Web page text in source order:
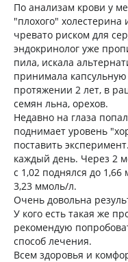
По анализам крови у
"плохого"
чревато риском для
эндокринолог уже
пила, искала
принимала
протяжении 2 лет, в
семян льна, орехов.
Недавно на глаза
поднимает уровень
поставить
каждый день. Через 2
с 1,02 поднялся до
3,23 ммоль/л.
Очень довольна
У кого есть такая же
рекомендую
способ лечения.
Всем здоровья и